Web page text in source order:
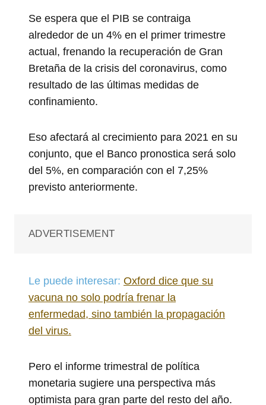
Se espera que el PIB se contraiga
alrededor de un 4% en el primer trimestre
actual, frenando la recuperación de Gran
Bretaña de la crisis del coronavirus, como
resultado de las últimas medidas de
confinamiento.
Eso afectará al crecimiento para 2021 en su
conjunto, que el Banco pronostica será solo
del 5%, en comparación con el 7,25%
previsto anteriormente.
ADVERTISEMENT
Le puede interesar: Oxford dice que su
vacuna no solo podría frenar la
enfermedad, sino también la propagación
del virus.
Pero el informe trimestral de política
monetaria sugiere una perspectiva más
optimista para gran parte del resto del año.